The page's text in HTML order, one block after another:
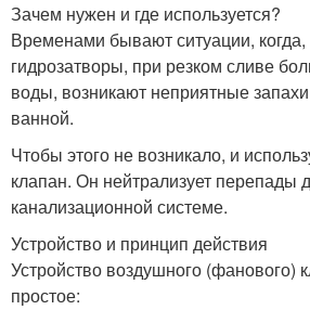
Зачем нужен и где используется?
Временами бывают ситуации,
гидрозатворы, при резком сливе
воды, возникают неприятные
ванной.
Чтобы этого не возникало, и
клапан. Он нейтрализует перепады
канализационной системе.
Устройство и принцип действия
Устройство воздушного (фанового)
простое: